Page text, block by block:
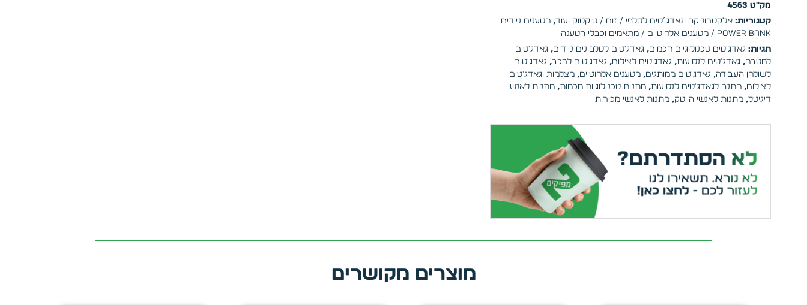
מק"ט 4563
קטגוריות: אלקטרוניקה וגאדג´טים לסלפי / זום / טיקטוק ועוד,מטענים ניידים
Power Bank / מטענים אלחוטיים / מתאמים וכבלי הטענה
תגיות: גאדג'טים טכנולוגיים חכמים, גאדג'טים לטלפונים ניידים, גאדג'טים
למטבח, גאדג'טים לנסיעות, גאדג'טים לצילום, גאדג'טים לרכב, גאדג'טים
לשולחן העבודה, גאדג'טים ממותגים,מטענים אלחוטיים,מצלמות וגאדג'טים
לצילום,מתנה לגאדג'טים לנסיעות,מתנות טכנולוגיות חכמות,מתנות לאנשי
דיגיטל,מתנות לאנשי הייטק,מתנות לאנשי מכירות
מוצרים מקושרים